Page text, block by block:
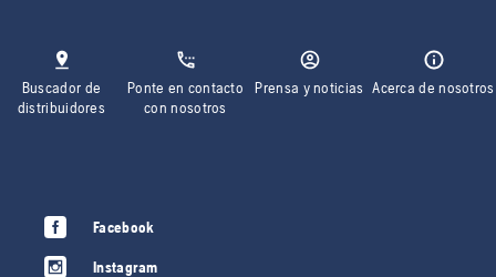
Buscador de
distribuidores
Ponte en contacto
con nosotros
Prensa y noticias Acerca de nosotros
Facebook
Instagram